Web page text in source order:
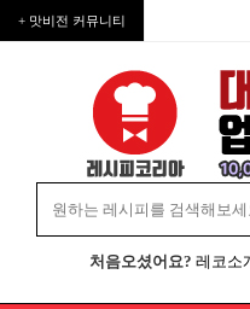
+ 맛비전 커뮤니티
처음오셨어요? 레코소